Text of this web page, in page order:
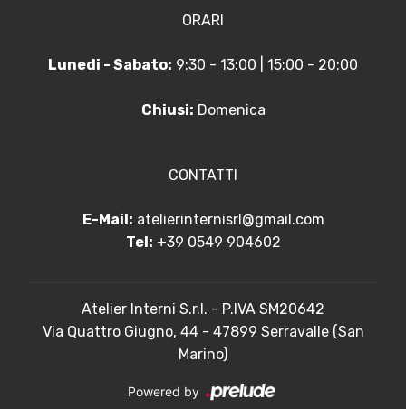
ORARI
Lunedi - Sabato: 9:30 - 13:00 | 15:00 - 20:00
Chiusi: Domenica
CONTATTI
E-Mail: atelierinternisrl@gmail.com
Tel: +39 0549 904602
Atelier Interni S.r.l. - P.IVA SM20642
Via Quattro Giugno, 44 - 47899 Serravalle (San
Marino)
Powered by